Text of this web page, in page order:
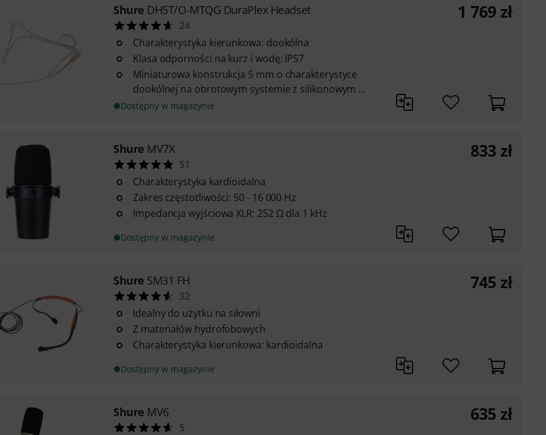
Shure DH5T/O-MTQG DuraPlex Headset
24
Charakterystyka kierunkowa: dookólna
Klasa odporności na kurz i wodę: IP57
Miniaturowa konstrukcja 5 mm o charakterystyce
dookólnej na obrotowym systemie z silikonowym ...
Dostępny w magazynie
1 769 zł
Shure MV7X
51
Charakterystyka kardioidalna
Zakres częstotliwości: 50 - 16 000 Hz
Impedancja wyjściowa XLR: 252 Ω dla 1 kHz
Dostępny w magazynie
833 zł
Shure SM31 FH
32
Idealny do użytku na siłowni
Z materiałów hydrofobowych
Charakterystyka kierunkowa: kardioidalna
Dostępny w magazynie
745 zł
Shure MV6
5
635 zł